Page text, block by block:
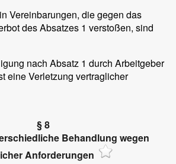
Vereinbarungen, die gegen das
des Absatzes 1 verstoßen, sind
nach Absatz 1 durch Arbeitgeber
eine Verletzung vertraglicher
§ 8
Behandlung wegen
Anforderungen